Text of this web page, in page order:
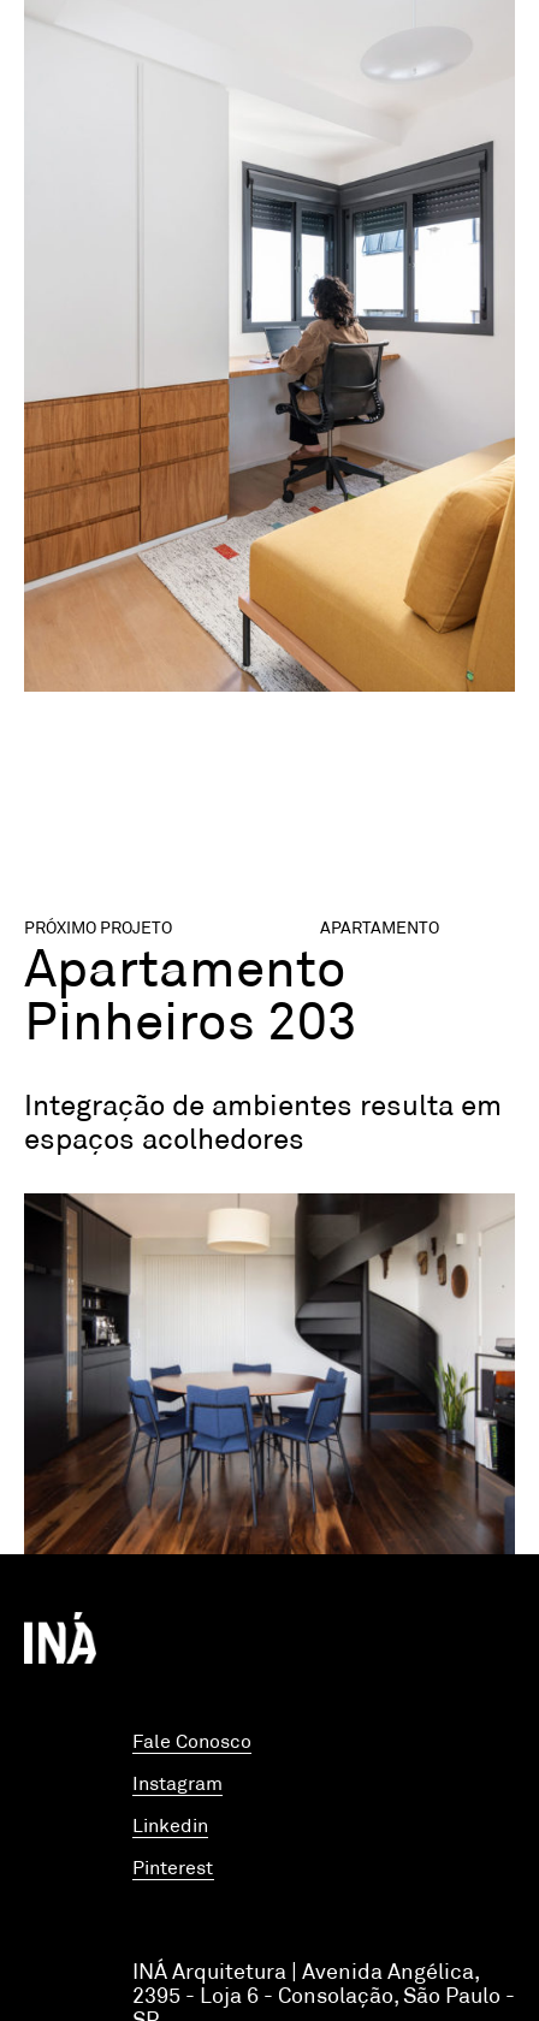
PRÓXIMO PROJETO APARTAMENTO
Apartamento
Pinheiros 203
Integração de ambientes resulta em
espaços acolhedores
Fale Conosco
Instagram
Linkedin
Pinterest
INÁ Arquitetura | Avenida Angélica,
2395 - Loja 6 - Consolação, São Paulo -